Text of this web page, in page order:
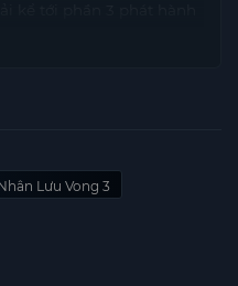
gia của 2 ngôi sao
nhà sản xuất ở phần đầu
hành động trong khi
diễn nổi tiếng
Lưu Vong 3